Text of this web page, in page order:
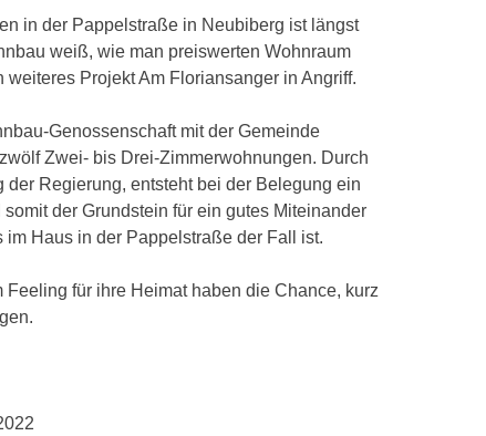
in der Pappelstraße in Neubiberg ist längst
weiß, wie man preiswerten Wohnraum
Projekt Am Floriansanger in Angriff.
Genossenschaft mit der Gemeinde
Zwei- bis Drei-Zimmerwohnungen. Durch
Regierung, entsteht bei der Belegung ein
der Grundstein für ein gutes Miteinander
Haus in der Pappelstraße der Fall ist.
Feeling für ihre Heimat haben die Chance, kurz